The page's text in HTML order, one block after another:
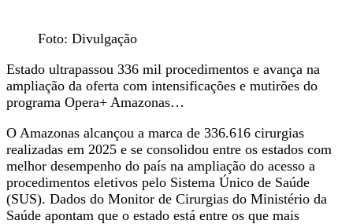
Foto: Divulgação
Estado ultrapassou 336 mil procedimentos e avança na
ampliação da oferta com intensificações e mutirões do
programa Opera+ Amazonas…
O Amazonas alcançou a marca de 336.616 cirurgias
realizadas em 2025 e se consolidou entre os estados com
melhor desempenho do país na ampliação do acesso a
procedimentos eletivos pelo Sistema Único de Saúde
(SUS). Dados do Monitor de Cirurgias do Ministério da
Saúde apontam que o estado está entre os que mais